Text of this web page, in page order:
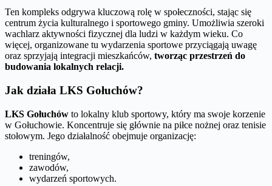
Ten kompleks odgrywa kluczową rolę w społeczności, stając się
centrum życia kulturalnego i sportowego gminy. Umożliwia szeroki
wachlarz aktywności fizycznej dla ludzi w każdym wieku. Co
więcej, organizowane tu wydarzenia sportowe przyciągają uwagę
oraz sprzyjają integracji mieszkańców, tworząc przestrzeń do
budowania lokalnych relacji.
Jak działa LKS Gołuchów?
LKS Gołuchów to lokalny klub sportowy, który ma swoje korzenie
w Gołuchowie. Koncentruje się głównie na piłce nożnej oraz tenisie
stołowym. Jego działalność obejmuje organizację:
treningów,
zawodów,
wydarzeń sportowych.